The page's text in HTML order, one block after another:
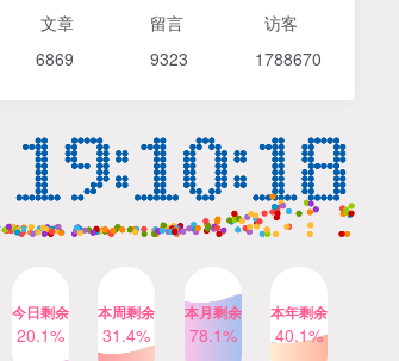
（分龄版/年龄阶段分类）
4个月前 489人已阅读
3个月前 420人已阅读
清华帅爸数学思维（抖音）|
小学+初中课程视频合集
TOP5
乐乐课堂小学奥数1-6年级
动画课程715集+配套练习册
高清PDF
6个月前 412人已阅读
文章 留言 访客
6869 9323 1788670
今日剩余
20.1%
本周剩余
31.4%
本月剩余
78.1%
本年剩余
40.1%